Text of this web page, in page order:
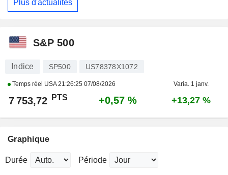
Plus d'actualités
S&P 500
Indice SP500 US78378X1072
Temps réel USA21:26:25 07/08/2026 Varia. 1 janv.
7 753,72 PTS +0,57 % +13,27 %
Graphique
Durée Période